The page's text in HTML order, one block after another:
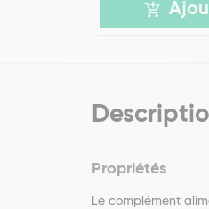
Propriétés
Le complément